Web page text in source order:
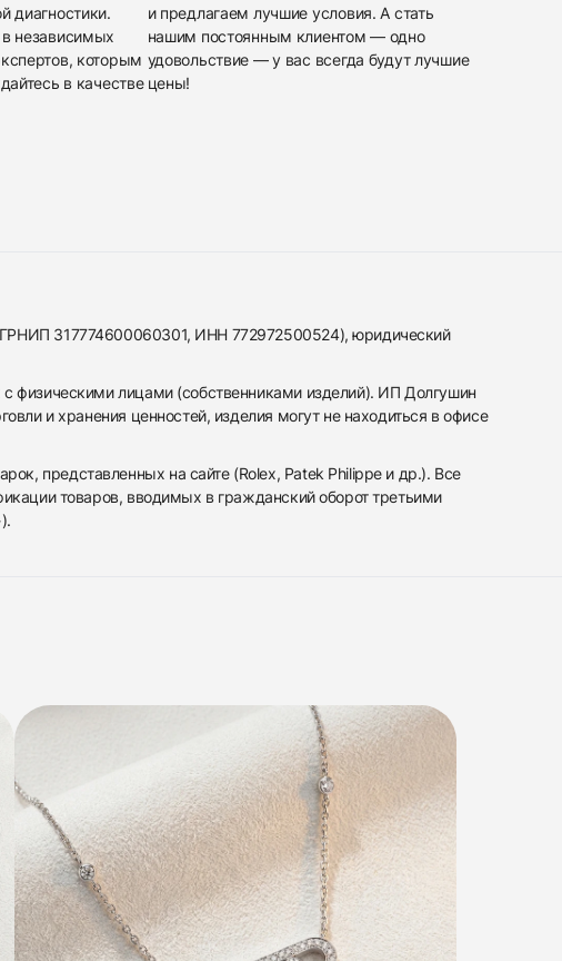
диагностики.
независимых
которым
в качестве
и предлагаем лучшие условия. А стать
нашим постоянным клиентом — одно
удовольствие — у вас всегда будут лучшие
цены!
317774600060301, ИНН 772972500524), юридический
физическими лицами (собственниками изделий). ИП Долгушин
и хранения ценностей, изделия могут не находиться в офисе
представленных на сайте (Rolex, Patek Philippe и др.). Все
товаров, вводимых в гражданский оборот третьими